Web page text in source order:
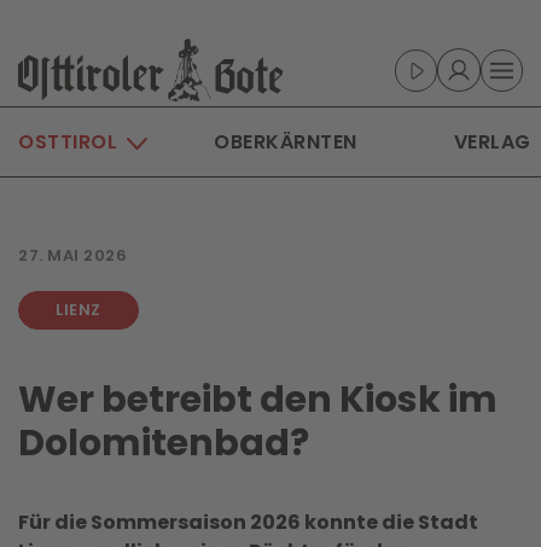
Skip to main content
OSTTIROL OBERKÄRNTEN VERLAG
27. MAI 2026
LIENZ
Wer betreibt den Kiosk im
Dolomitenbad?
Für die Sommersaison 2026 konnte die Stadt